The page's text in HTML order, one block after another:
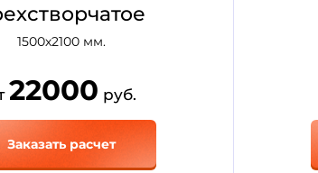
1500х2100 мм.
22000 руб.
Заказать расчет